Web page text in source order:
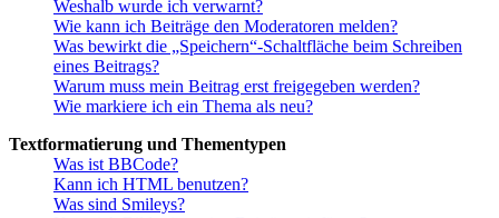
Weshalb wurde ich verwarnt?
Wie kann ich Beiträge den Moderatoren melden?
Was bewirkt die „Speichern“-Schaltfläche beim Schreiben
eines Beitrags?
Warum muss mein Beitrag erst freigegeben werden?
Wie markiere ich ein Thema als neu?
Textformatierung und Thementypen
Was ist BBCode?
Kann ich HTML benutzen?
Was sind Smileys?